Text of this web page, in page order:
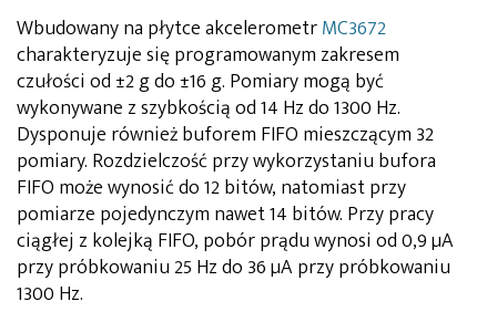
Wbudowany na płytce akcelerometrMC3672
charakteryzuje się programowanym zakresem
czułości od ±2 g do ±16 g. Pomiary mogą być
wykonywane z szybkością od 14 Hz do 1300 Hz.
Dysponuje również buforem FIFO mieszczącym 32
pomiary. Rozdzielczość przy wykorzystaniu bufora
FIFO może wynosić do 12 bitów, natomiast przy
pomiarze pojedynczym nawet 14 bitów. Przy pracy
ciągłej z kolejką FIFO, pobór prądu wynosi od 0,9 µA
przy próbkowaniu 25 Hz do 36 µA przy próbkowaniu
1300 Hz.